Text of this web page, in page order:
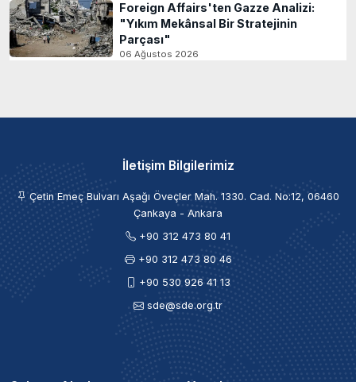
Foreign Affairs'ten Gazze Analizi:
"Yıkım Mekânsal Bir Stratejinin
Parçası"
06 Ağustos 2026
İletişim Bilgilerimiz
Çetin Emeç Bulvarı Aşağı Öveçler Mah. 1330. Cad. No:12, 06460
Çankaya - Ankara
+90 312 473 80 41
+90 312 473 80 46
+90 530 926 41 13
sde@sde.org.tr